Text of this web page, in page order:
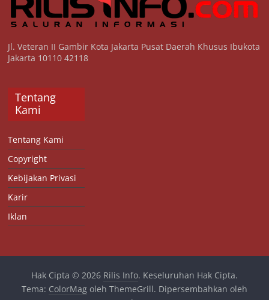
Jl. Veteran II Gambir Kota Jakarta Pusat Daerah Khusus Ibukota
Jakarta 10110 42118
Tentang
Kami
Tentang Kami
Copyright
Kebijakan Privasi
Karir
Iklan
Hak Cipta © 2026 Rilis Info. Keseluruhan Hak Cipta.
Tema: ColorMagoleh ThemeGrill. Dipersembahkan oleh